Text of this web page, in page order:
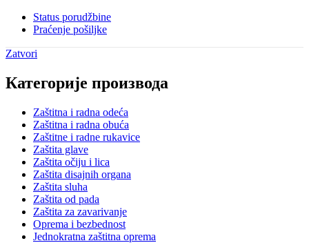
Status porudžbine
Praćenje pošiljke
Zatvori
Категорије производа
Zaštitna i radna odeća
Zaštitna i radna obuća
Zaštitne i radne rukavice
Zaštita glave
Zaštita očiju i lica
Zaštita disajnih organa
Zaštita sluha
Zaštita od pada
Zaštita za zavarivanje
Oprema i bezbednost
Jednokratna zaštitna oprema